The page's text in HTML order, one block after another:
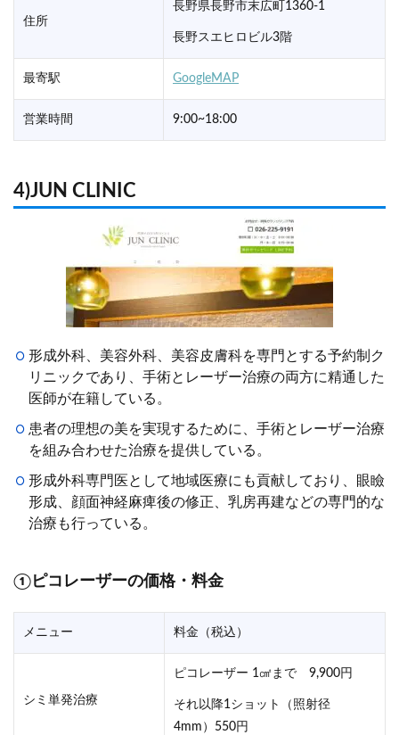
住所
長野県長野市末広町1360-1
長野スエヒロビル3階
最寄駅 GoogleMAP
営業時間 9:00~18:00
4)JUN CLINIC
形成外科、美容外科、美容皮膚科を専門とする予約制ク
リニックであり、手術とレーザー治療の両方に精通した
医師が在籍している。
患者の理想の美を実現するために、手術とレーザー治療
を組み合わせた治療を提供している。
形成外科専門医として地域医療にも貢献しており、眼瞼
形成、顔面神経麻痺後の修正、乳房再建などの専門的な
治療も行っている。
①ピコレーザーの価格・料金
メニュー 料金（税込）
シミ単発治療
ピコレーザー 1㎠まで 9,900円
それ以降1ショット（照射径
4mm）550円